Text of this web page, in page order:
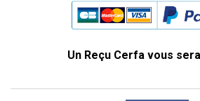
Un Reçu Cerfa vous